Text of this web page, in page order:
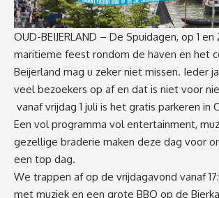
OUD-BEIJERLAND – De Spuidagen, op 1 en
maritieme feest rondom de haven en het
Beijerland mag u zeker niet missen. Ieder
veel bezoekers op af en dat is niet voor
vanaf vrijdag 1 juli is het gratis parkeren in
Een vol programma vol entertainment,
gezellige braderie maken deze dag voor
een top dag.
We trappen af op de vrijdagavond vanaf
met muziek en een grote BBQ op de